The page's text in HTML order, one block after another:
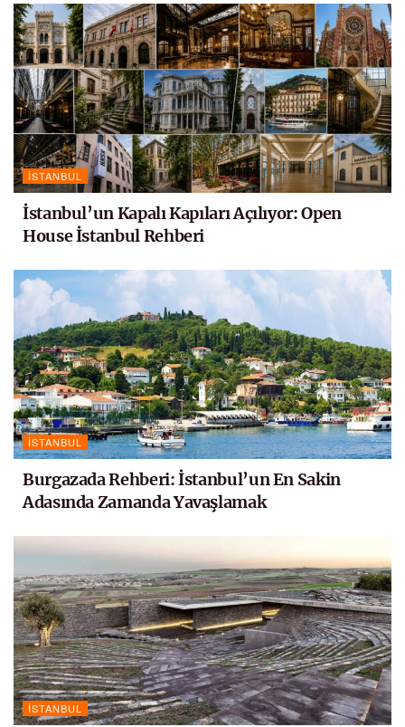
İSTANBUL
İstanbul’un Kapalı Kapıları Açılıyor: Open
House İstanbul Rehberi
İSTANBUL
Burgazada Rehberi: İstanbul’un En Sakin
Adasında Zamanda Yavaşlamak
İSTANBUL